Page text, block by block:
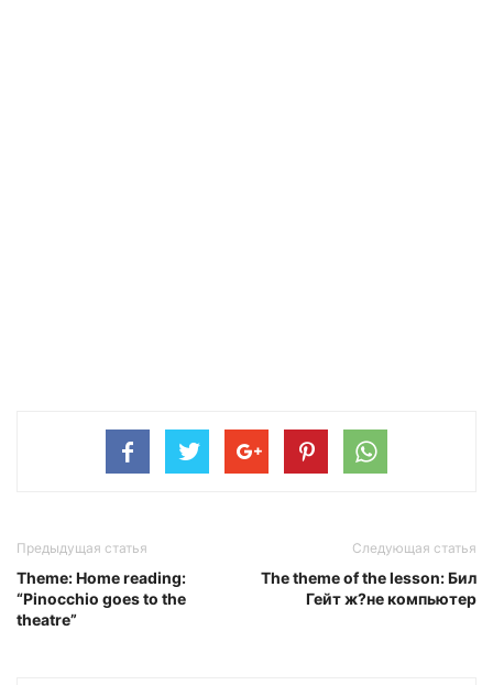
Предыдущая статья
Theme: Home reading:
“Pinocchio goes to the
theatre”
Следующая статья
The theme of the lesson: Бил
Гейт ж?не компьютер